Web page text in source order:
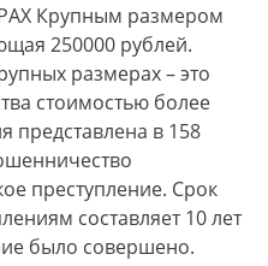
Крупным размером
250000 рублей.
размерах – это
стоимостью более
представлена в 158
преступление. Срок
составляет 10 лет
было совершено.